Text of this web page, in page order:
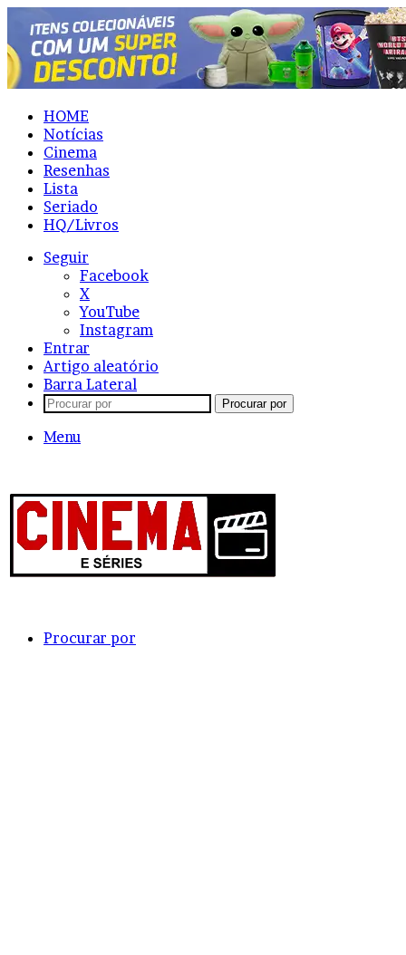
HOME
Notícias
Cinema
Resenhas
Lista
Seriado
HQ/Livros
Seguir
Facebook
X
YouTube
Instagram
Entrar
Artigo aleatório
Barra Lateral
Procurar por
Menu
Procurar por